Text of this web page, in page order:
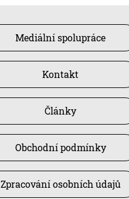
Mediální spolupráce
Kontakt
Články
Obchodní podmínky
Zpracování osobních údajů